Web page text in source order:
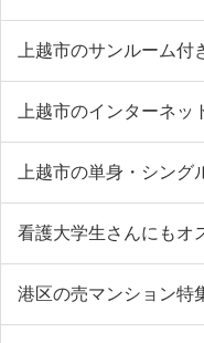
上越市のサンルーム付
上越市のインターネッ
上越市の単身・シング
看護大学生さんにもオ
港区の売マンション特